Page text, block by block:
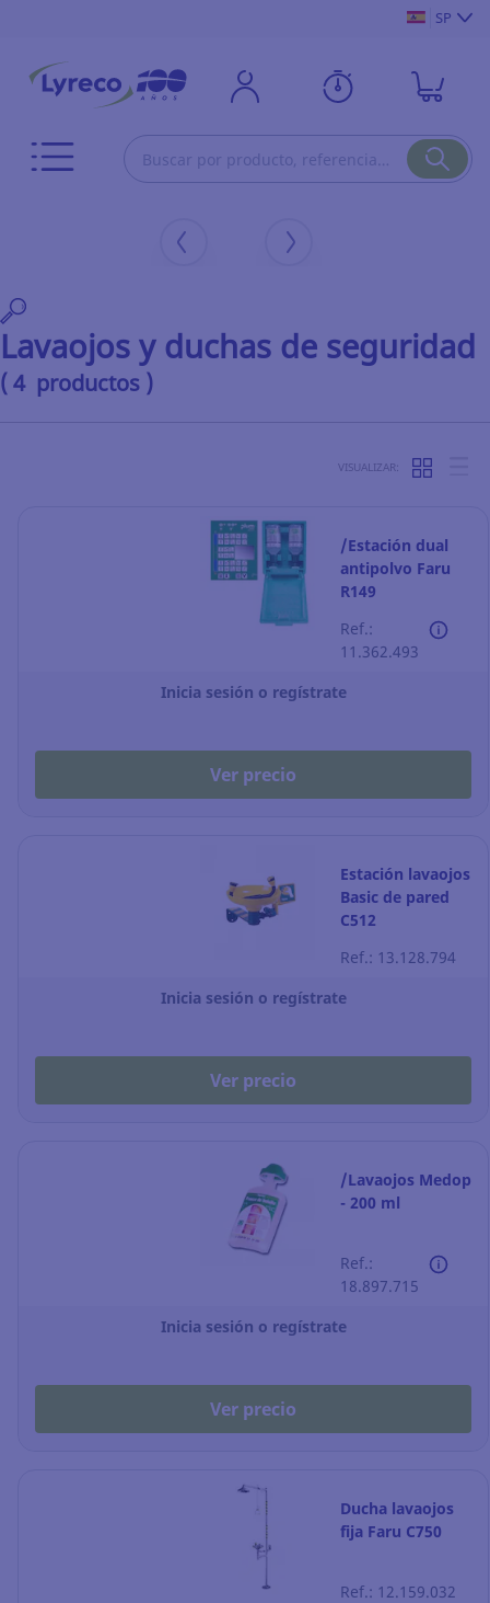
SP
Lavaojos y duchas de seguridad
( 4 productos )
VISUALIZAR:
/Estación dual
antipolvo Faru
R149
Ref.:
11.362.493
Inicia sesión o regístrate
Ver precio
Estación lavaojos
Basic de pared
C512
Ref.: 13.128.794
Inicia sesión o regístrate
Ver precio
/Lavaojos Medop
- 200 ml
Ref.:
18.897.715
Inicia sesión o regístrate
Ver precio
Ducha lavaojos
fija Faru C750
Ref.: 12.159.032